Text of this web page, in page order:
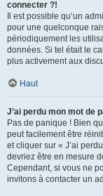
connecter ?!
Il est possible qu’un
pour une quelconque
périodiquement les
données. Si tel était le
plus activement aux
Haut
J’ai perdu mon mot de
Pas de panique ! Bien
peut facilement être
et cliquer sur « J’ai
devriez être en mesure
Cependant, si vous ne
invitons à contacter un